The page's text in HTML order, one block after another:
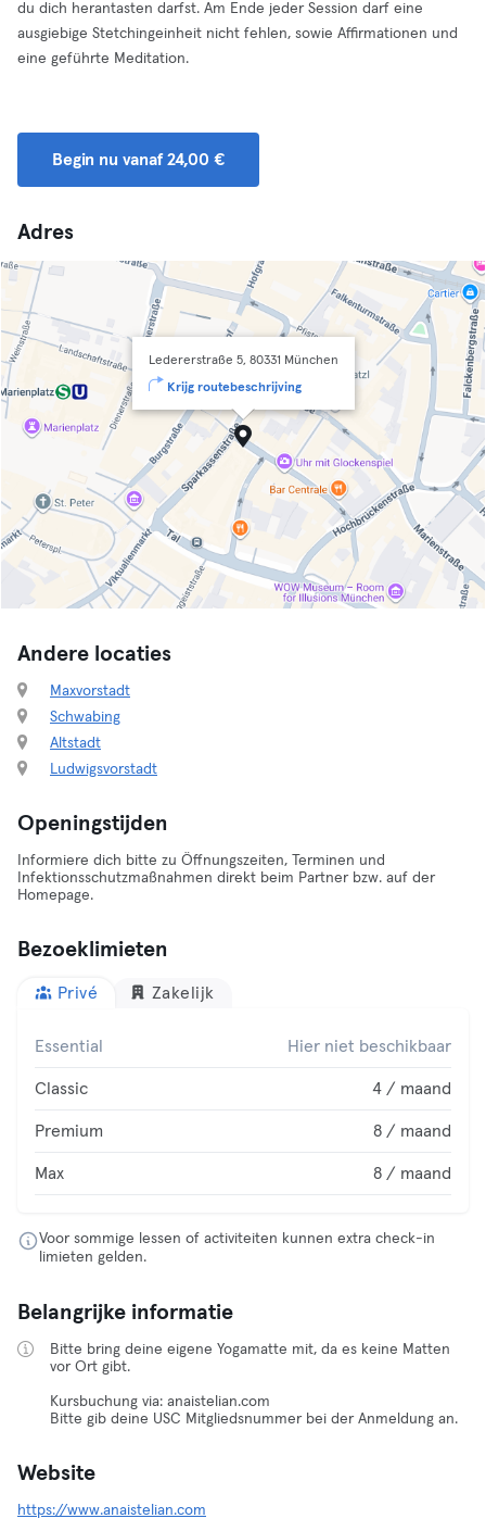
du dich herantasten darfst. Am Ende jeder Session darf eine
ausgiebige Stetchingeinheit nicht fehlen, sowie Affirmationen und
eine geführte Meditation.
Begin nu vanaf 24,00 €
Adres
Ledererstraße 5, 80331 München
Krijg routebeschrijving
Andere locaties
Maxvorstadt
Schwabing
Altstadt
Ludwigsvorstadt
Openingstijden
Informiere dich bitte zu Öffnungszeiten, Terminen und
Infektionsschutzmaßnahmen direkt beim Partner bzw. auf der
Homepage.
Bezoeklimieten
Privé Zakelijk
Essential Hier niet beschikbaar
Classic 4 / maand
Premium 8 / maand
Max 8 / maand
Voor sommige lessen of activiteiten kunnen extra check-in
limieten gelden.
Belangrijke informatie
Bitte bring deine eigene Yogamatte mit, da es keine Matten
vor Ort gibt.
Kursbuchung via: anaistelian.com
Bitte gib deine USC Mitgliedsnummer bei der Anmeldung an.
Website
https://www.anaistelian.com